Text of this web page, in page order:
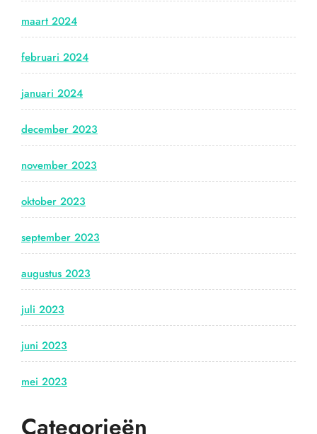
maart 2024
februari 2024
januari 2024
december 2023
november 2023
oktober 2023
september 2023
augustus 2023
juli 2023
juni 2023
mei 2023
Categorieën